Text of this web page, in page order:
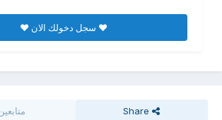
♥ سجل دخولك الان ♥
Share متابعين